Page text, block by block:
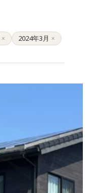
× 2024年3月 ×